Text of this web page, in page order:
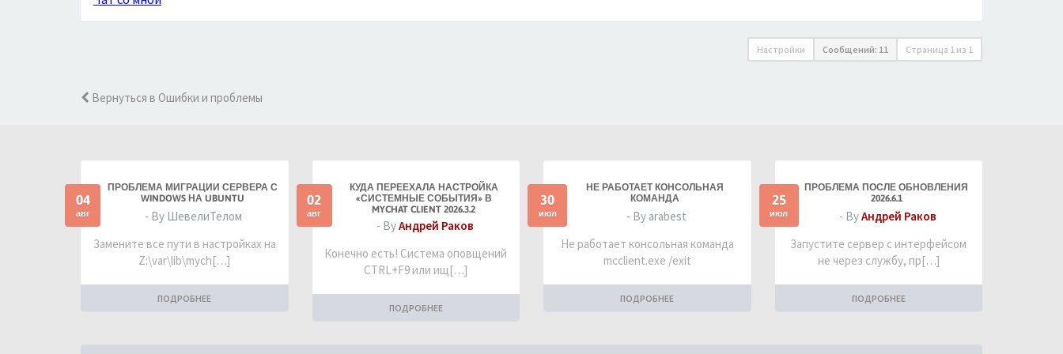
Настройки Сообщений: 11 Страница 1 из 1
Вернуться в Ошибки и проблемы
04
авг
ПРОБЛЕМА МИГРАЦИИ СЕРВЕРА С
WINDOWS НА UBUNTU
- By ШевелиТелом
Замените все пути в настройках на
Z:\var\lib\mych[…]
ПОДРОБНЕЕ
02
авг
КУДА ПЕРЕЕХАЛА НАСТРОЙКА
«СИСТЕМНЫЕ СОБЫТИЯ» В
MYCHAT CLIENT 2026.3.2
- ByАндрей Раков
Конечно есть! Система оповщений
CTRL+F9 или ищ[…]
ПОДРОБНЕЕ
30
июл
НЕ РАБОТАЕТ КОНСОЛЬНАЯ
КОМАНДА
- By arabest
Не работает консольная команда
mcclient.exe /exit
ПОДРОБНЕЕ
25
июл
ПРОБЛЕМА ПОСЛЕ ОБНОВЛЕНИЯ
2026.6.1
- ByАндрей Раков
Запустите сервер с интерфейсом
не через службу, пр[…]
ПОДРОБНЕЕ